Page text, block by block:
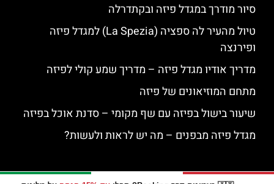
סיור מודרך במגדל פיזה ובקתדרלה
טיול מהעיר לה ספציה (La Spezia) למגדל פיזה
ופירנצה
מדריך אודיו מגדל פיזה – מדריך שמע קולי לפיזה
מתחם המוזיאונים של פיזה
שיעור בישול בפיזה עם שף מקומי – סדנת אוכל בפיזה
מגדל פיזה מבפנים – מה יש לראות ולעשות?